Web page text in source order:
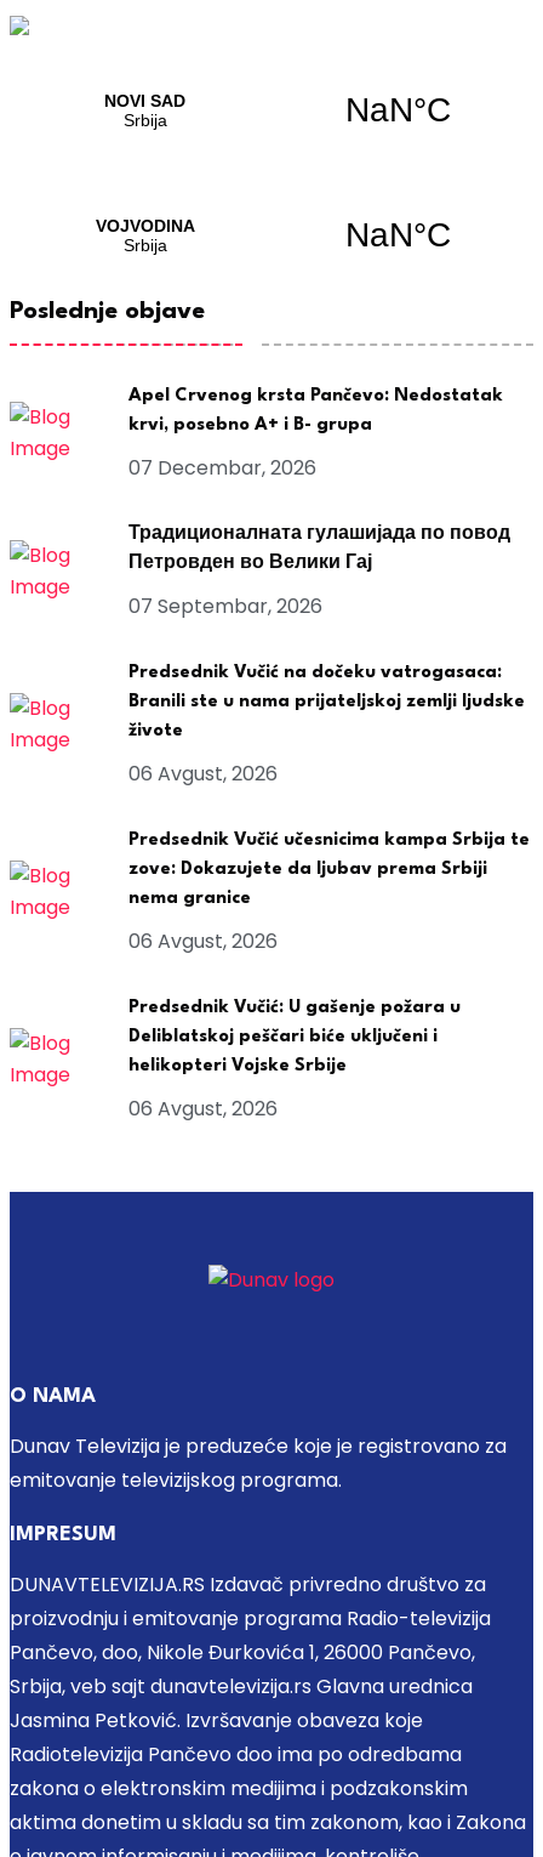
Poslednje objave
Apel Crvenog krsta Pančevo: Nedostatak
krvi, posebno A+ i B- grupa
07 Decembar, 2026
Традиционалната гулашијада по повод
Петровден во Велики Гај
07 Septembar, 2026
Predsednik Vučić na dočeku vatrogasaca:
Branili ste u nama prijateljskoj zemlji ljudske
živote
06 Avgust, 2026
Predsednik Vučić učesnicima kampa Srbija te
zove: Dokazujete da ljubav prema Srbiji
nema granice
06 Avgust, 2026
Predsednik Vučić: U gašenje požara u
Deliblatskoj peščari biće uključeni i
helikopteri Vojske Srbije
06 Avgust, 2026
O NAMA
Dunav Televizija je preduzeće koje je registrovano za
emitovanje televizijskog programa.
IMPRESUM
DUNAVTELEVIZIJA.RS Izdavač privredno društvo za
proizvodnju i emitovanje programa Radio-televizija
Pančevo, doo, Nikole Đurkovića 1, 26000 Pančevo,
Srbija, veb sajt dunavtelevizija.rs Glavna urednica
Jasmina Petković. Izvršavanje obaveza koje
Radiotelevizija Pančevo doo ima po odredbama
zakona o elektronskim medijima i podzakonskim
aktima donetim u skladu sa tim zakonom, kao i Zakona